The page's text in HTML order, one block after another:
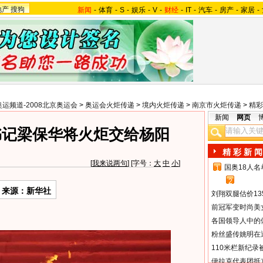
产 搜狗 新闻 - 体育 - S - 娱乐 - V - 财经 - IT - 汽车 - 房产 - 家居 -
运频道-2008北京奥运会 > 奥运会火炬传递 > 境内火炬传递 > 南京市火炬传递 > 精
梁保华将火炬交给杨阳
[我来说两句] [字号： 大 中 小]
来源：新华社
新闻 网页
精 彩 新 闻
1
国奥18人
2
刘翔双腿估价
前冠军变时尚美
各国领导人中的
粉丝盛传姚明在
110米栏新纪录
伊拉克代表团抵